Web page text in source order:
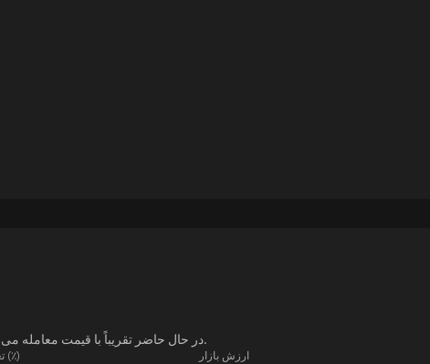
USDT در حال حاضر تقریباً با قیمت معامله می‌شود — و توسط تغییر کرده است — طی هفت روز گذشته.
تغییر ۲۴ ساعته (٪) ارزش بازار